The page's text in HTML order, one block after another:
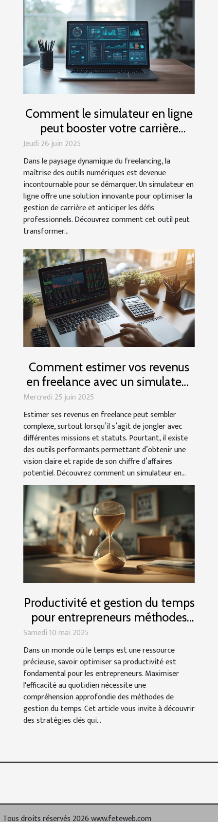
Comment le simulateur en ligne
peut booster votre carrière
Jeudi 26 juin 2025
Dans le paysage dynamique du freelancing, la
maîtrise des outils numériques est devenue
incontournable pour se démarquer. Un simulateur en
ligne offre une solution innovante pour optimiser la
gestion de carrière et anticiper les défis
professionnels. Découvrez comment cet outil peut
transformer...
Comment estimer vos revenus
en freelance avec un simulateur
en ligne
Mercredi 25 juin 2025
Estimer ses revenus en freelance peut sembler
complexe, surtout lorsqu’il s’agit de jongler avec
différentes missions et statuts. Pourtant, il existe
des outils performants permettant d’obtenir une
vision claire et rapide de son chiffre d’affaires
potentiel. Découvrez comment un simulateur en...
Productivité et gestion du temps
pour entrepreneurs méthodes
pour maximiser l'efficacité
Samedi 10 mai 2025
Dans un monde où le temps est une ressource
précieuse, savoir optimiser sa productivité est
fondamental pour les entrepreneurs. Maximiser
l'efficacité au quotidien nécessite une
compréhension approfondie des méthodes de
gestion du temps. Cet article vous invite à découvrir
des stratégies clés qui...
Tous droits réservés 2026 www.feteweb.com